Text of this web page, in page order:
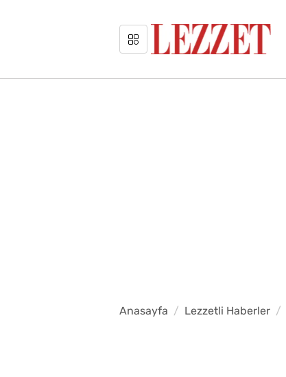
Anasayfa Lezzetli Haberler